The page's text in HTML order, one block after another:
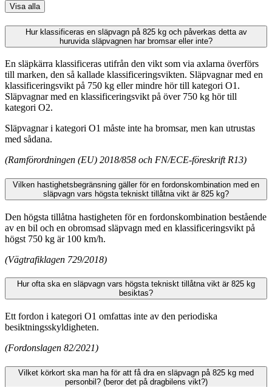
Visa alla
Hur klassificeras en släpvagn på 825 kg och påverkas detta av
huruvida släpvagnen har bromsar eller inte?
En släpkärra klassificeras utifrån den vikt som via axlarna överförs
till marken, den så kallade klassificeringsvikten. Släpvagnar med en
klassificeringsvikt på 750 kg eller mindre hör till kategori O1.
Släpvagnar med en klassificeringsvikt på över 750 kg hör till
kategori O2.
Släpvagnar i kategori O1 måste inte ha bromsar, men kan utrustas
med sådana.
(Ramförordningen (EU) 2018/858 och FN/ECE-föreskrift R13)
Vilken hastighetsbegränsning gäller för en fordonskombination med en
släpvagn vars högsta tekniskt tillåtna vikt är 825 kg?
Den högsta tillåtna hastigheten för en fordonskombination bestående
av en bil och en obromsad släpvagn med en klassificeringsvikt på
högst 750 kg är 100 km/h.
(Vägtrafiklagen 729/2018)
Hur ofta ska en släpvagn vars högsta tekniskt tillåtna vikt är 825 kg
besiktas?
Ett fordon i kategori O1 omfattas inte av den periodiska
besiktningsskyldigheten.
(Fordonslagen 82/2021)
Vilket körkort ska man ha för att få dra en släpvagn på 825 kg med
personbil? (beror det på dragbilens vikt?)